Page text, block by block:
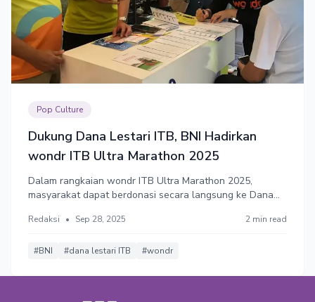
Pop Culture
Dukung Dana Lestari ITB, BNI Hadirkan
wondr ITB Ultra Marathon 2025
Dalam rangkaian wondr ITB Ultra Marathon 2025,
masyarakat dapat berdonasi secara langsung ke Dana
dengan platform inspirasiberbagi.itb.ac.id. Mekanisme ini
pendidikan.
Redaksi • Sep 28, 2025 2 min read
#BNI #dana lestari ITB #wondr